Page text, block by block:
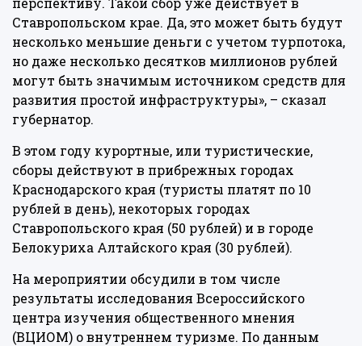
Ставропольском крае. Да, это может быть будут
несколько меньшие деньги с учетом турпотока,
но даже несколько десятков миллионов рублей
могут быть значимым источником средств для
развития простой инфраструктуры», – сказал
губернатор.
В этом году курортные, или туристические,
сборы действуют в прибрежных городах
Краснодарского края (туристы платят по 10
рублей в день), некоторых городах
Ставропольского края (50 рублей) и в городе
Белокуриха Алтайского края (30 рублей).
На мероприятии обсудили в том числе
результаты исследования Всероссийского
центра изучения общественного мнения
(ВЦИОМ) о внутреннем туризме. По данным